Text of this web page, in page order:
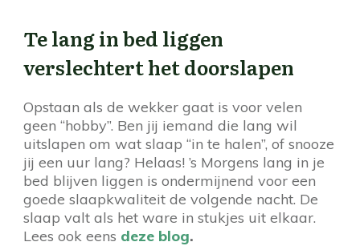
Te lang in bed liggen
verslechtert het doorslapen
Opstaan als de wekker gaat is voor velen
geen “hobby”. Ben jij iemand die lang wil
uitslapen om wat slaap “in te halen”, of snooze
jij een uur lang? Helaas! ’s Morgens lang in je
bed blijven liggen is ondermijnend voor een
goede slaapkwaliteit de volgende nacht. De
slaap valt als het ware in stukjes uit elkaar.
Lees ook eens deze blog.